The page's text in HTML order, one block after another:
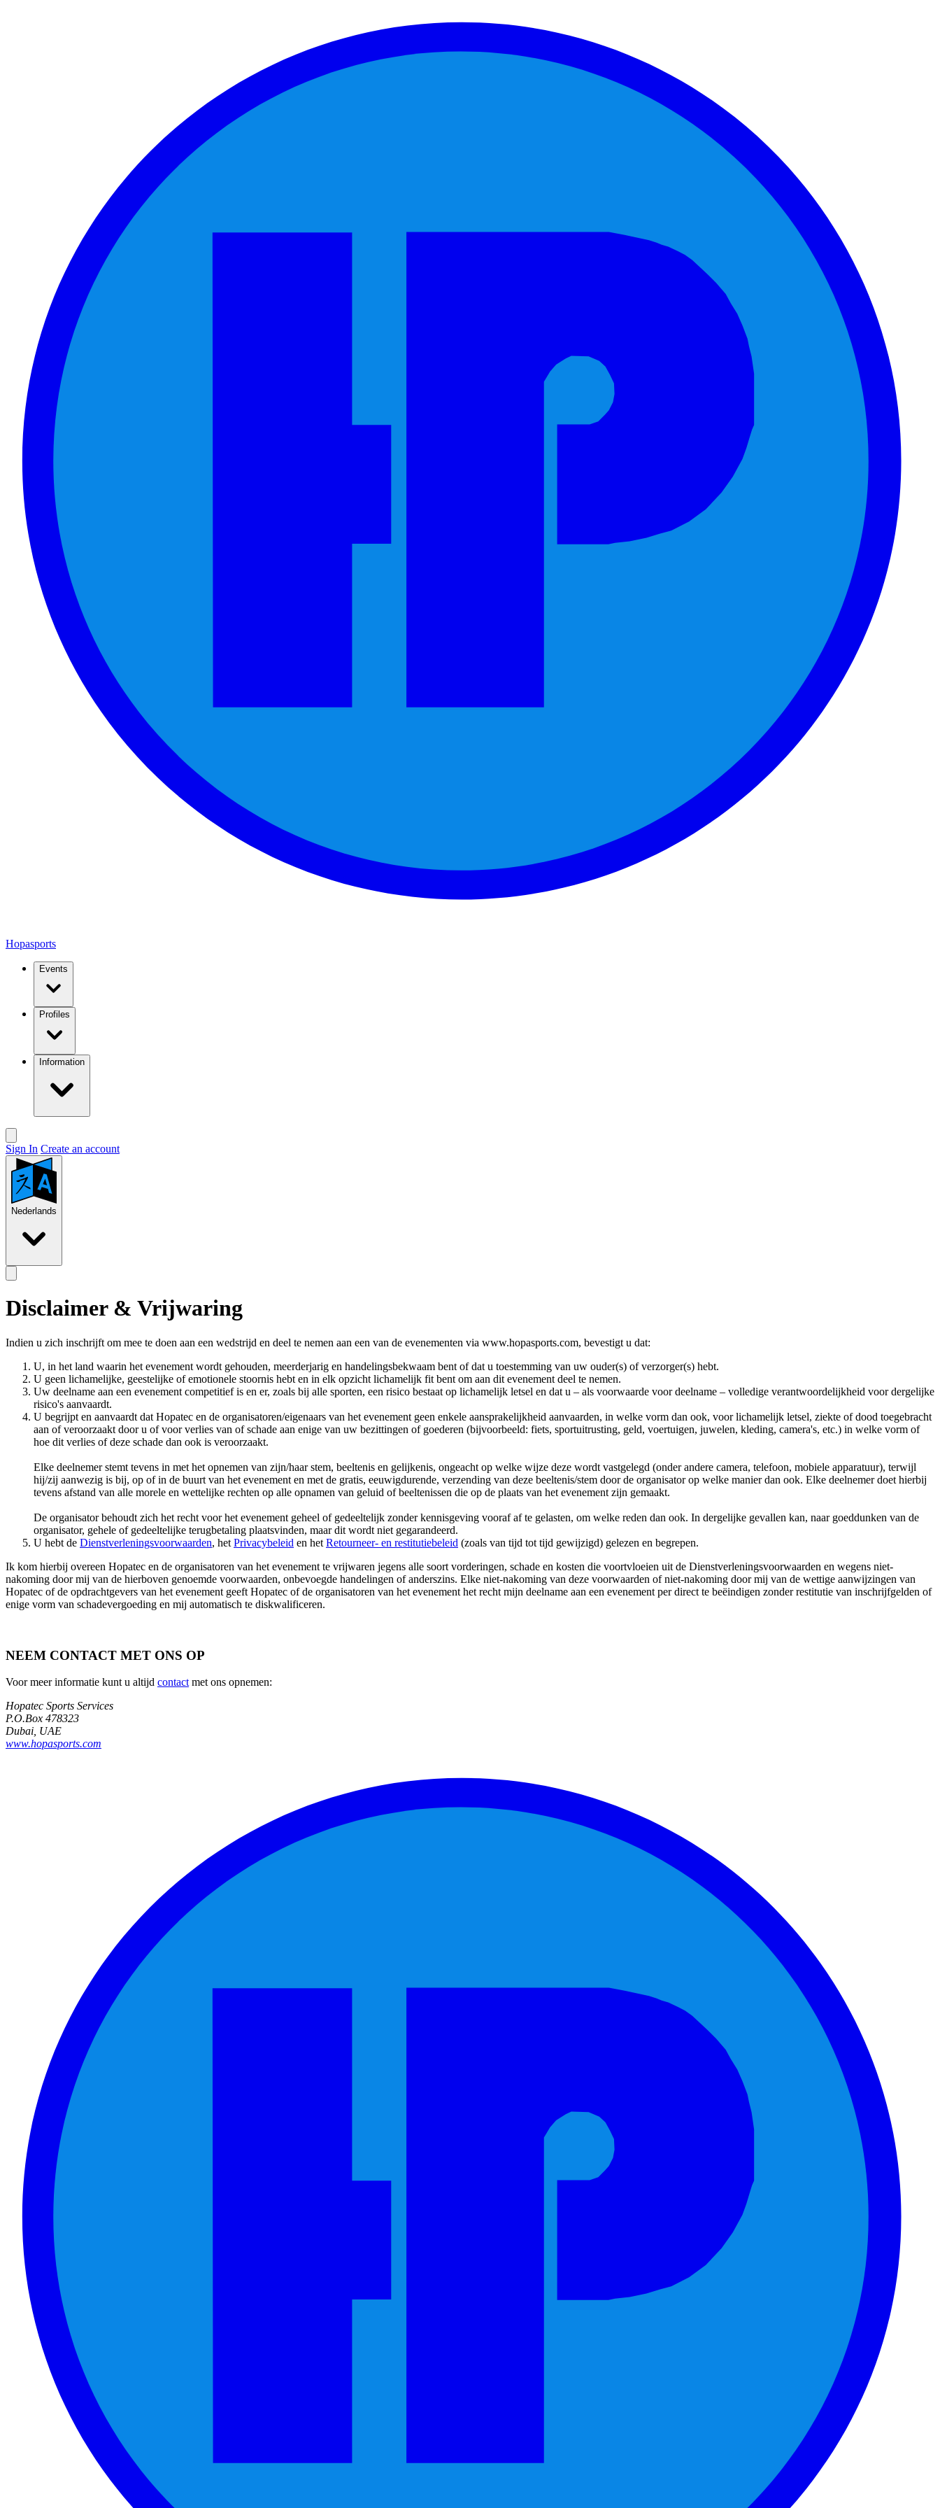
Hopasports
Events
Profiles
Information
Sign In Create an account
Nederlands
Disclaimer & Vrijwaring
Indien u zich inschrijft om mee te doen aan een wedstrijd en deel te nemen aan een van de evenementen via www.hopasports.com, bevestigt u dat:
U, in het land waarin het evenement wordt gehouden, meerderjarig en handelingsbekwaam bent of dat u toestemming van uw ouder(s) of verzorger(s) hebt.
U geen lichamelijke, geestelijke of emotionele stoornis hebt en in elk opzicht lichamelijk fit bent om aan dit evenement deel te nemen.
Uw deelname aan een evenement competitief is en er, zoals bij alle sporten, een risico bestaat op lichamelijk letsel en dat u – als voorwaarde voor deelname – volledige verantwoordelijkheid voor dergelijke
risico's aanvaardt.
U begrijpt en aanvaardt dat Hopatec en de organisatoren/eigenaars van het evenement geen enkele aansprakelijkheid aanvaarden, in welke vorm dan ook, voor lichamelijk letsel, ziekte of dood toegebracht
aan of veroorzaakt door u of voor verlies van of schade aan enige van uw bezittingen of goederen (bijvoorbeeld: fiets, sportuitrusting, geld, voertuigen, juwelen, kleding, camera's, etc.) in welke vorm of
hoe dit verlies of deze schade dan ook is veroorzaakt.
Elke deelnemer stemt tevens in met het opnemen van zijn/haar stem, beeltenis en gelijkenis, ongeacht op welke wijze deze wordt vastgelegd (onder andere camera, telefoon, mobiele apparatuur), terwijl
hij/zij aanwezig is bij, op of in de buurt van het evenement en met de gratis, eeuwigdurende, verzending van deze beeltenis/stem door de organisator op welke manier dan ook. Elke deelnemer doet hierbij
tevens afstand van alle morele en wettelijke rechten op alle opnamen van geluid of beeltenissen die op de plaats van het evenement zijn gemaakt.
De organisator behoudt zich het recht voor het evenement geheel of gedeeltelijk zonder kennisgeving vooraf af te gelasten, om welke reden dan ook. In dergelijke gevallen kan, naar goeddunken van de
organisator, gehele of gedeeltelijke terugbetaling plaatsvinden, maar dit wordt niet gegarandeerd.
U hebt de Dienstverleningsvoorwaarden, het Privacybeleid en het Retourneer- en restitutiebeleid (zoals van tijd tot tijd gewijzigd) gelezen en begrepen.
Ik kom hierbij overeen Hopatec en de organisatoren van het evenement te vrijwaren jegens alle soort vorderingen, schade en kosten die voortvloeien uit de Dienstverleningsvoorwaarden en wegens niet-
nakoming door mij van de hierboven genoemde voorwaarden, onbevoegde handelingen of anderszins. Elke niet-nakoming van deze voorwaarden of niet-nakoming door mij van de wettige aanwijzingen van
Hopatec of de opdrachtgevers van het evenement geeft Hopatec of de organisatoren van het evenement het recht mijn deelname aan een evenement per direct te beëindigen zonder restitutie van inschrijfgelden of
enige vorm van schadevergoeding en mij automatisch te diskwalificeren.
NEEM CONTACT MET ONS OP
Voor meer informatie kunt u altijd contact met ons opnemen:
Hopatec Sports Services
P.O.Box 478323
Dubai, UAE
www.hopasports.com